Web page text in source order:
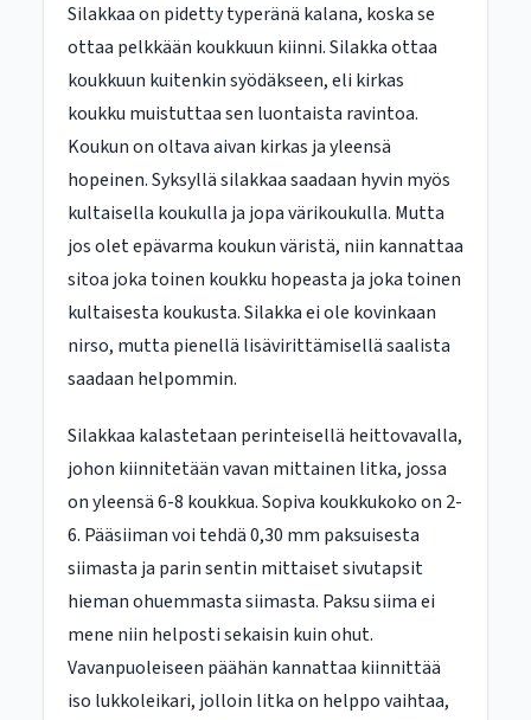
Silakkaa on pidetty typeränä kalana, koska se
ottaa pelkkään koukkuun kiinni. Silakka ottaa
koukkuun kuitenkin syödäkseen, eli kirkas
koukku muistuttaa sen luontaista ravintoa.
Koukun on oltava aivan kirkas ja yleensä
hopeinen. Syksyllä silakkaa saadaan hyvin myös
kultaisella koukulla ja jopa värikoukulla. Mutta
jos olet epävarma koukun väristä, niin kannattaa
sitoa joka toinen koukku hopeasta ja joka toinen
kultaisesta koukusta. Silakka ei ole kovinkaan
nirso, mutta pienellä lisävirittämisellä saalista
saadaan helpommin.
Silakkaa kalastetaan perinteisellä heittovavalla,
johon kiinnitetään vavan mittainen litka, jossa
on yleensä 6-8 koukkua. Sopiva koukkukoko on 2-
6. Pääsiiman voi tehdä 0,30 mm paksuisesta
siimasta ja parin sentin mittaiset sivutapsit
hieman ohuemmasta siimasta. Paksu siima ei
mene niin helposti sekaisin kuin ohut.
Vavanpuoleiseen päähän kannattaa kiinnittää
iso lukkoleikari, jolloin litka on helppo vaihtaa,